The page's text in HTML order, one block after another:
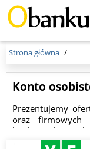
Menu
Strona główna
Konto
Prezentujemy
oraz firmowych
bankowych i
Twoich potrzeb.